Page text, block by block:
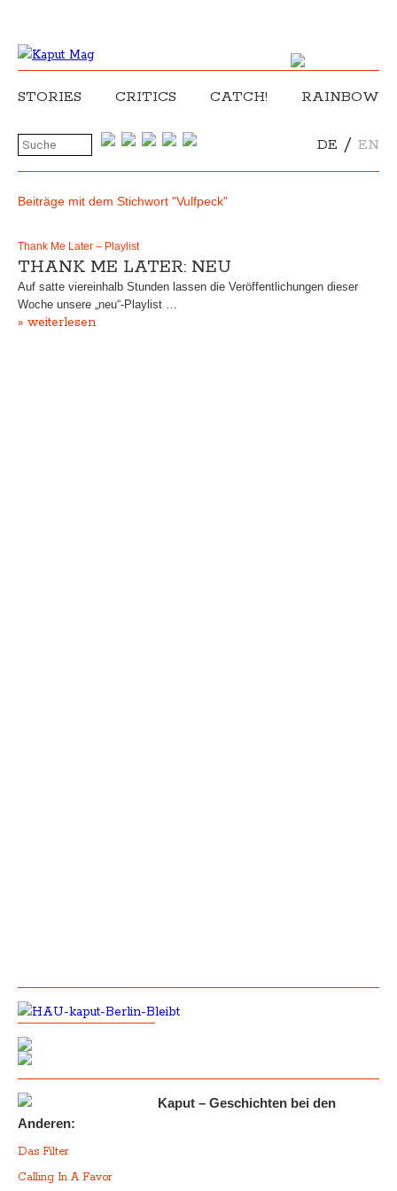
STORIES CRITICS CATCH! RAINBOW
DE / EN
Beiträge mit dem Stichwort "Vulfpeck"
Thank Me Later – Playlist
THANK ME LATER: NEU
Auf satte viereinhalb Stunden lassen die Veröffentlichungen dieser
Woche unsere „neu“-Playlist …
» weiterlesen
Kaput – Geschichten bei den
Anderen:
Das Filter
Calling In A Favor